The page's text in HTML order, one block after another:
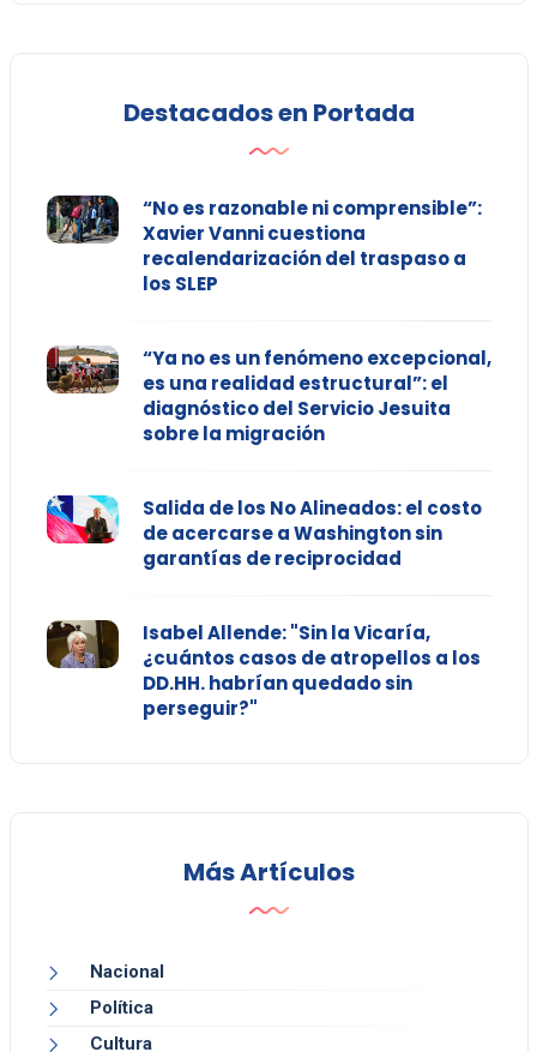
Destacados en Portada
“No es razonable ni comprensible”:
Xavier Vanni cuestiona
recalendarización del traspaso a
los SLEP
“Ya no es un fenómeno excepcional,
es una realidad estructural”: el
diagnóstico del Servicio Jesuita
sobre la migración
Salida de los No Alineados: el costo
de acercarse a Washington sin
garantías de reciprocidad
Isabel Allende: "Sin la Vicaría,
¿cuántos casos de atropellos a los
DD.HH. habrían quedado sin
perseguir?"
Más Artículos
Nacional
Política
Cultura